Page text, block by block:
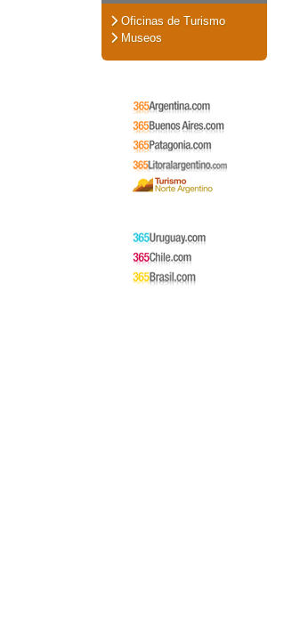
Oficinas de Turismo
Museos